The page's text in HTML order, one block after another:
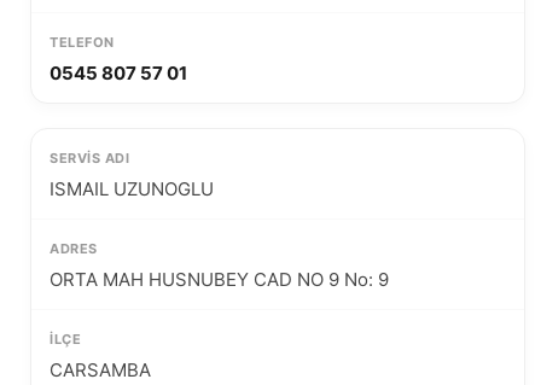
0545 807 57 01
ISMAIL UZUNOGLU
ORTA MAH HUSNUBEY CAD NO 9 No: 9
CARSAMBA